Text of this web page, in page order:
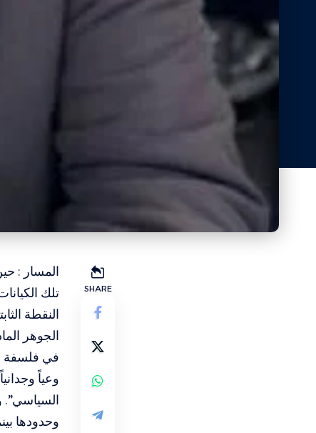
SHARE
المسار :
تلك
النقطة
الجوهر
في فلسفة
وعياً
السياسي”.
وحدودها